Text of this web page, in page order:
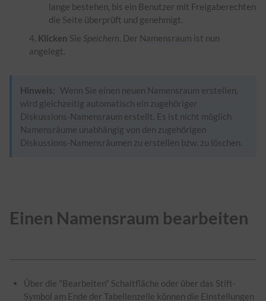
lange bestehen, bis ein Benutzer mit Freigaberechten
die Seite überprüft und genehmigt.
Klicken Sie Speichern. Der Namensraum ist nun
angelegt.
Hinweis: Wenn Sie einen neuen Namensraum erstellen,
wird gleichzeitig automatisch ein zugehöriger
Diskussions-Namensraum erstellt. Es ist nicht möglich
Namensräume unabhängig von den zugehörigen
Diskussions-Namensräumen zu erstellen bzw. zu löschen.
Einen Namensraum bearbeiten
Über die "Bearbeiten" Schaltfläche oder über das Stift-
Symbol am Ende der Tabellenzeile können die Einstellungen